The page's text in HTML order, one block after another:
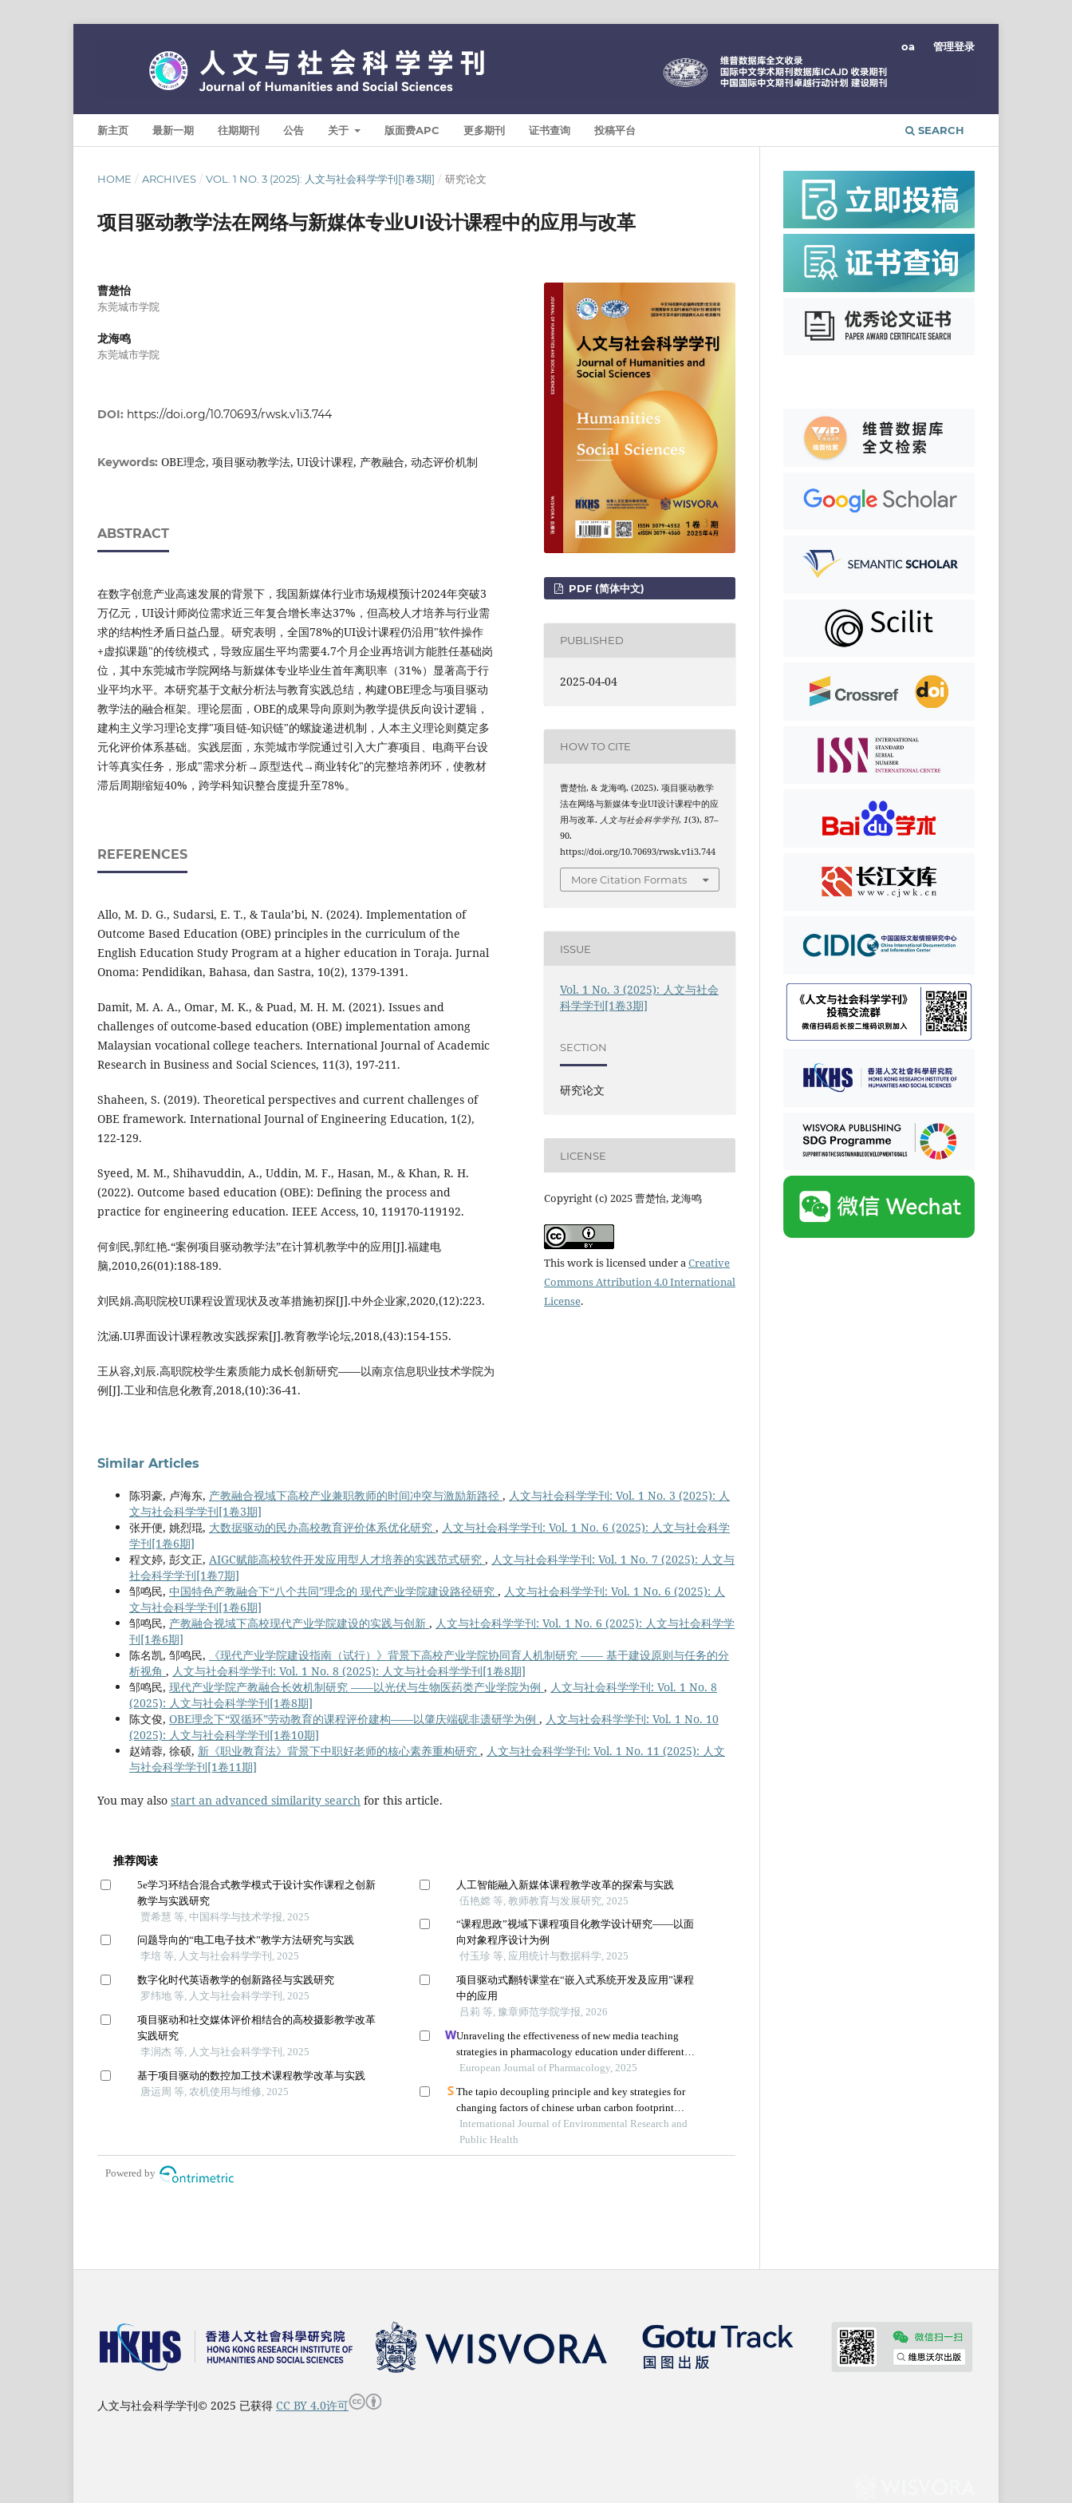
新主页 最新一期 往期期刊 公告 关于 版面费APC 更多期刊 证书查询 投稿平台 SEARCH
oa 管理登录
HOME / ARCHIVES / VOL. 1 NO. 3 (2025): 人文与社会科学学刊[1卷3期] / 研究论文
项目驱动教学法在网络与新媒体专业UI设计课程中的应用与改革
曹楚怡
东莞城市学院
龙海鸣
东莞城市学院
DOI: https://doi.org/10.70693/rwsk.v1i3.744
Keywords: OBE理念, 项目驱动教学法, UI设计课程, 产教融合, 动态评价机制
ABSTRACT
在数字创意产业高速发展的背景下，我国新媒体行业市场规模预计2024年突破3
万亿元，UI设计师岗位需求近三年复合增长率达37%，但高校人才培养与行业需
求的结构性矛盾日益凸显。研究表明，全国78%的UI设计课程仍沿用"软件操作
+虚拟课题"的传统模式，导致应届生平均需要4.7个月企业再培训方能胜任基础岗
位，其中东莞城市学院网络与新媒体专业毕业生首年离职率（31%）显著高于行
业平均水平。本研究基于文献分析法与教育实践总结，构建OBE理念与项目驱动
教学法的融合框架。理论层面，OBE的成果导向原则为教学提供反向设计逻辑，
建构主义学习理论支撑"项目链-知识链"的螺旋递进机制，人本主义理论则奠定多
元化评价体系基础。实践层面，东莞城市学院通过引入大广赛项目、电商平台设
计等真实任务，形成"需求分析→原型迭代→商业转化"的完整培养闭环，使教材
滞后周期缩短40%，跨学科知识整合度提升至78%。
REFERENCES
Allo, M. D. G., Sudarsi, E. T., & Taula’bi, N. (2024). Implementation of
Outcome Based Education (OBE) principles in the curriculum of the
English Education Study Program at a higher education in Toraja. Jurnal
Onoma: Pendidikan, Bahasa, dan Sastra, 10(2), 1379-1391.
Damit, M. A. A., Omar, M. K., & Puad, M. H. M. (2021). Issues and
challenges of outcome-based education (OBE) implementation among
Malaysian vocational college teachers. International Journal of Academic
Research in Business and Social Sciences, 11(3), 197-211.
Shaheen, S. (2019). Theoretical perspectives and current challenges of
OBE framework. International Journal of Engineering Education, 1(2),
122-129.
Syeed, M. M., Shihavuddin, A., Uddin, M. F., Hasan, M., & Khan, R. H.
(2022). Outcome based education (OBE): Defining the process and
practice for engineering education. IEEE Access, 10, 119170-119192.
何剑民,郭红艳.“案例项目驱动教学法”在计算机教学中的应用[J].福建电
脑,2010,26(01):188-189.
刘民娟.高职院校UI课程设置现状及改革措施初探[J].中外企业家,2020,(12):223.
沈涵.UI界面设计课程教改实践探索[J].教育教学论坛,2018,(43):154-155.
王从容,刘辰.高职院校学生素质能力成长创新研究——以南京信息职业技术学院为
例[J].工业和信息化教育,2018,(10):36-41.
PDF (简体中文)
PUBLISHED
2025-04-04
HOW TO CITE
曹楚怡, & 龙海鸣. (2025). 项目驱动教学
法在网络与新媒体专业UI设计课程中的应
用与改革. 人文与社会科学学刊,1(3), 87–
90.
https://doi.org/10.70693/rwsk.v1i3.744
More Citation Formats
ISSUE
Vol. 1 No. 3 (2025): 人文与社会
科学学刊[1卷3期]
SECTION
研究论文
LICENSE
Copyright (c) 2025 曹楚怡, 龙海鸣
This work is licensed under a Creative
Commons Attribution 4.0 International
License.
Similar Articles
陈羽豪, 卢海东, 产教融合视域下高校产业兼职教师的时间冲突与激励新路径 , 人文与社会科学学刊: Vol. 1 No. 3 (2025): 人
文与社会科学学刊[1卷3期]
张开便, 姚烈琨, 大数据驱动的民办高校教育评价体系优化研究 , 人文与社会科学学刊: Vol. 1 No. 6 (2025): 人文与社会科学
学刊[1卷6期]
程文婷, 彭文正, AIGC赋能高校软件开发应用型人才培养的实践范式研究 , 人文与社会科学学刊: Vol. 1 No. 7 (2025): 人文与
社会科学学刊[1卷7期]
邹鸣民, 中国特色产教融合下“八个共同”理念的 现代产业学院建设路径研究 , 人文与社会科学学刊: Vol. 1 No. 6 (2025): 人
文与社会科学学刊[1卷6期]
邹鸣民, 产教融合视域下高校现代产业学院建设的实践与创新 , 人文与社会科学学刊: Vol. 1 No. 6 (2025): 人文与社会科学学
刊[1卷6期]
陈名凯, 邹鸣民,
《现代产业学院建设指南（试行）》背景下高校产业学院协同育人机制研究 —— 基于建设原则与任务的分
析视角 , 人文与社会科学学刊: Vol. 1 No. 8 (2025): 人文与社会科学学刊[1卷8期]
邹鸣民, 现代产业学院产教融合长效机制研究 ——以光伏与生物医药类产业学院为例 , 人文与社会科学学刊: Vol. 1 No. 8
(2025): 人文与社会科学学刊[1卷8期]
陈文俊, OBE理念下“双循环”劳动教育的课程评价建构——以肇庆端砚非遗研学为例 , 人文与社会科学学刊: Vol. 1 No. 10
(2025): 人文与社会科学学刊[1卷10期]
赵靖蓉, 徐硕, 新《职业教育法》背景下中职好老师的核心素养重构研究 , 人文与社会科学学刊: Vol. 1 No. 11 (2025): 人文
与社会科学学刊[1卷11期]
You may also start an advanced similarity search for this article.
推荐阅读
5e学习环结合混合式教学模式于设计实作课程之创新
教学与实践研究
贾希慧 等, 中国科学与技术学报, 2025
问题导向的“电工电子技术”教学方法研究与实践
李培 等, 人文与社会科学学刊, 2025
数字化时代英语教学的创新路径与实践研究
罗纬地 等, 人文与社会科学学刊, 2025
项目驱动和社交媒体评价相结合的高校摄影教学改革
实践研究
李润杰 等, 人文与社会科学学刊, 2025
基于项目驱动的数控加工技术课程教学改革与实践
唐运周 等, 农机使用与维修, 2025
人工智能融入新媒体课程教学改革的探索与实践
伍艳嫦 等, 教师教育与发展研究, 2025
“课程思政”视域下课程项目化教学设计研究——以面
向对象程序设计为例
付玉珍 等, 应用统计与数据科学, 2025
项目驱动式翻转课堂在“嵌入式系统开发及应用”课程
中的应用
吕莉 等, 豫章师范学院学报, 2026
Unraveling the effectiveness of new media teaching
strategies in pharmacology education under different
educational backgrounds: insights from 6447 students
European Journal of Pharmacology, 2025
The tapio decoupling principle and key strategies for
changing factors of chinese urban carbon footprint
based on cloud computing
International Journal of Environmental Research and
Public Health
Powered by
人文与社会科学学刊© 2025 已获得 CC BY 4.0许可